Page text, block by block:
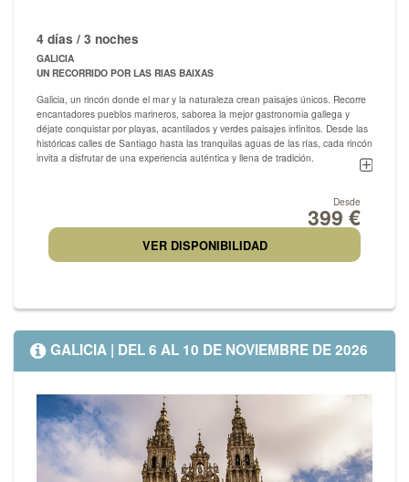
4 días / 3 noches
GALICIA
UN RECORRIDO POR LAS RIAS BAIXAS
Galicia, un rincón donde el mar y la naturaleza crean paisajes únicos. Recorre
encantadores pueblos marineros, saborea la mejor gastronomia gallega y
déjate conquistar por playas, acantilados y verdes paisajes infinitos. Desde las
históricas calles de Santiago hasta las tranquilas aguas de las rías, cada rincón
invita a disfrutar de una experiencia auténtica y llena de tradición.
Desde
399 €
VER DISPONIBILIDAD
GALICIA | DEL 6 AL 10 DE NOVIEMBRE DE 2026